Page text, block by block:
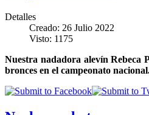
Detalles
Creado: 26 Julio 2022
Visto: 1175
Nuestra nadadora alevín Rebeca
bronces en el campeonato